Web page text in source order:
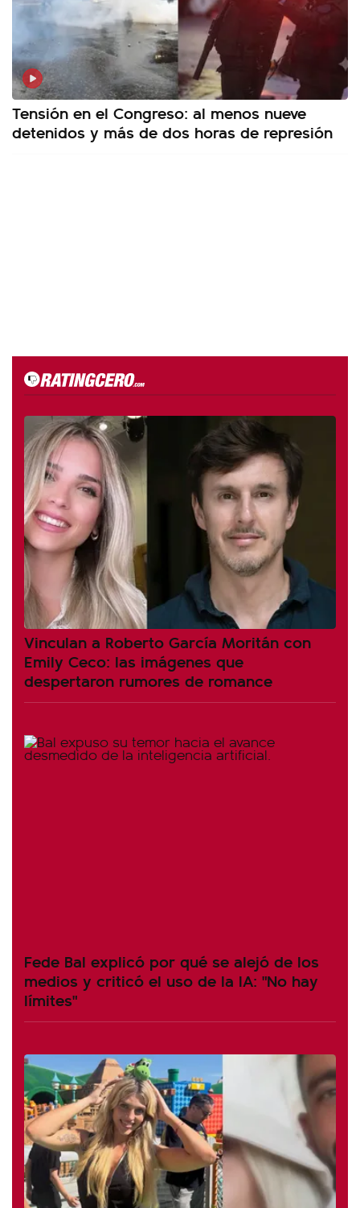
Tensión en el Congreso: al menos nueve
detenidos y más de dos horas de represión
Vinculan a Roberto García Moritán con
Emily Ceco: las imágenes que
despertaron rumores de romance
Fede Bal explicó por qué se alejó de los
medios y criticó el uso de la IA: "No hay
límites"